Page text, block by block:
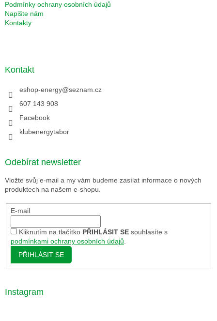
Podmínky ochrany osobních údajů
Napište nám
Kontakty
Kontakt
eshop-energy@seznam.cz
607 143 908
Facebook
klubenergytabor
Odebírat newsletter
Vložte svůj e-mail a my vám budeme zasílat informace o nových
produktech na našem e-shopu.
E-mail
Kliknutím na tlačítko PŘIHLÁSIT SEsouhlasíte s
podmínkami ochrany osobních údajů
PŘIHLÁSIT SE
Instagram